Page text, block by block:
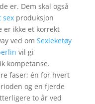
er. Dem skal også
sexproduksjon
ikke et korrekt
ved om Sexleketøy
vil gi
kompetanse.
faser; én for hvert
og en fjerde
to år ved